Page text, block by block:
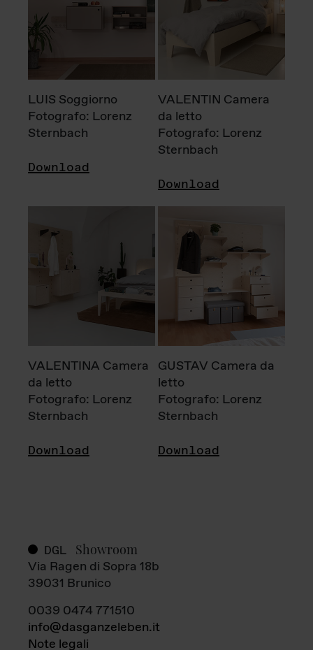
LUIS Soggiorno
Fotografo: Lorenz
Sternbach
Download
VALENTIN Camera
da letto
Fotografo: Lorenz
Sternbach
Download
VALENTINA Camera
da letto
Fotografo: Lorenz
Sternbach
Download
GUSTAV Camera da
letto
Fotografo: Lorenz
Sternbach
Download
DGL Showroom
Via Ragen di Sopra 18b
39031 Brunico
0039 0474 771510
info@dasganzeleben.it
Note legali